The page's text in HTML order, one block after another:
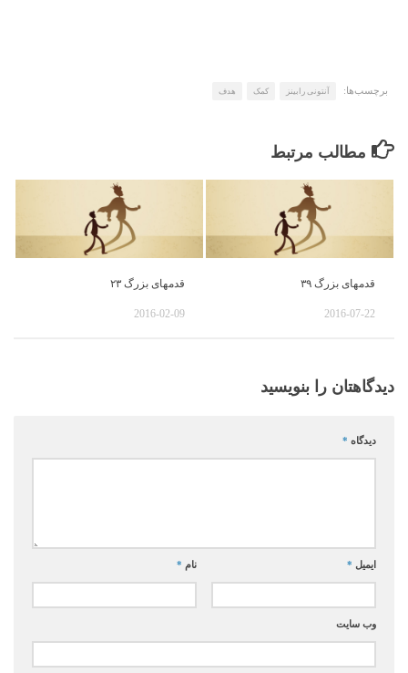
برچسب‌ها: آنتونی رابینز کمک هدف
مطالب مرتبط
قدمهای بزرگ ۳۹
2016-07-22
قدمهای بزرگ ۲۳
2016-02-09
دیدگاهتان را بنویسید
دیدگاه *
نام * ایمیل *
وب‌ سایت